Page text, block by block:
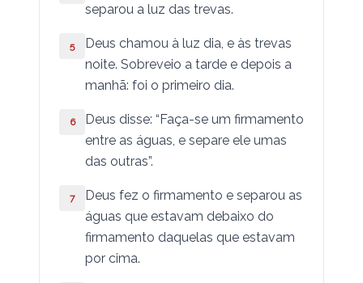
Sabedoria
Eclesiástico
Isaías
Jeremias
Lamentações
Baruc
Ezequiel
Daniel
separou a luz das trevas.
5
Deus chamou à luz dia, e às trevas
noite. Sobreveio a tarde e depois a
manhã: foi o primeiro dia.
6
Deus disse: “Faça-se um firmamento
entre as águas, e separe ele umas
das ou­tras”.
7
Deus fez o firmamento e separou as
águas que estavam debaixo do
firmamento daquelas que estavam
por cima.